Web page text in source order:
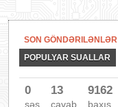
SON GÖNDƏRILƏNLƏR
POPULYAR SUALLAR
0
səs
13
cavab
9162
baxış